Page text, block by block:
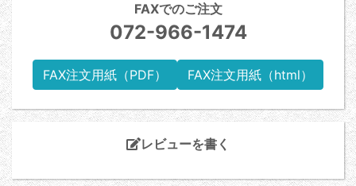
FAXでのご注文
072-966-1474
FAX注文用紙（PDF） FAX注文用紙（html）
レビューを書く